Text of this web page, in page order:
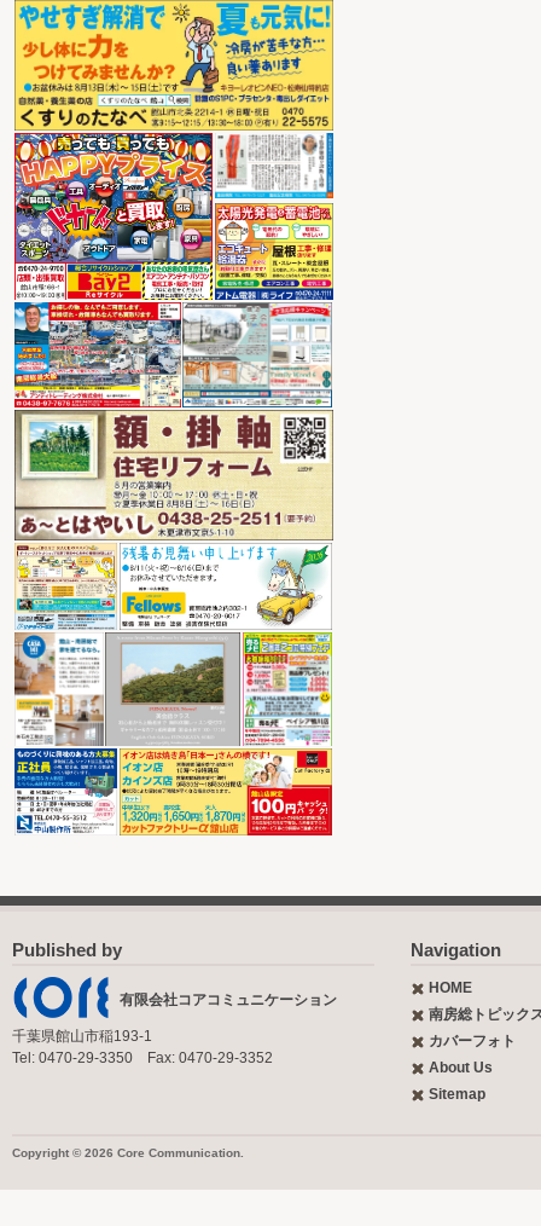
Published by
有限会社コアコミュニケーション
千葉県館山市稲193-1
Tel: 0470-29-3350 Fax: 0470-29-3352
Navigation
HOME
南房総トピック
カバーフォト
About Us
Sitemap
Copyright © 2026 Core Communication.